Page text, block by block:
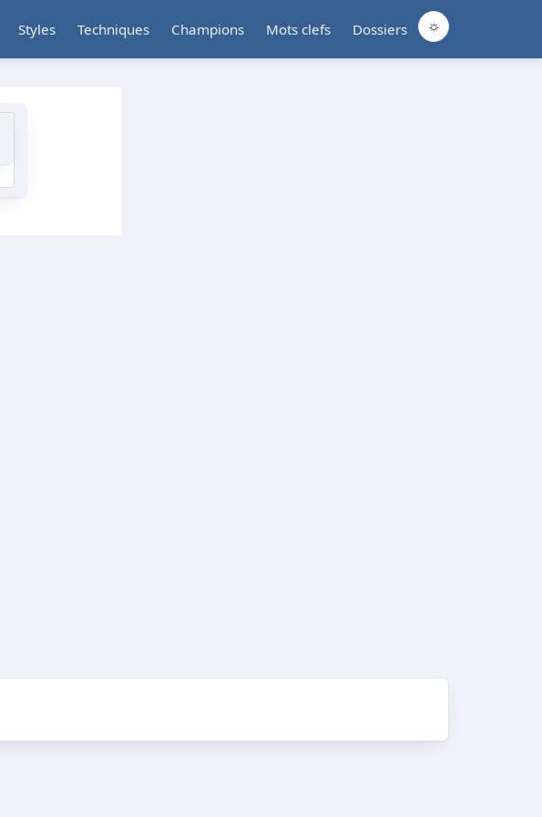
Styles Techniques Champions Mots clefs Dossiers ☼